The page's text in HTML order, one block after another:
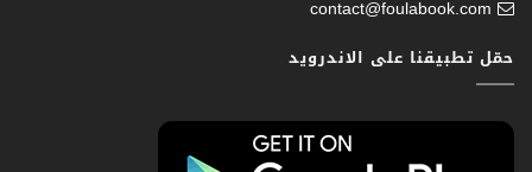
contact@foulabook.com
حمّل تطبيقنا على الاندرويد